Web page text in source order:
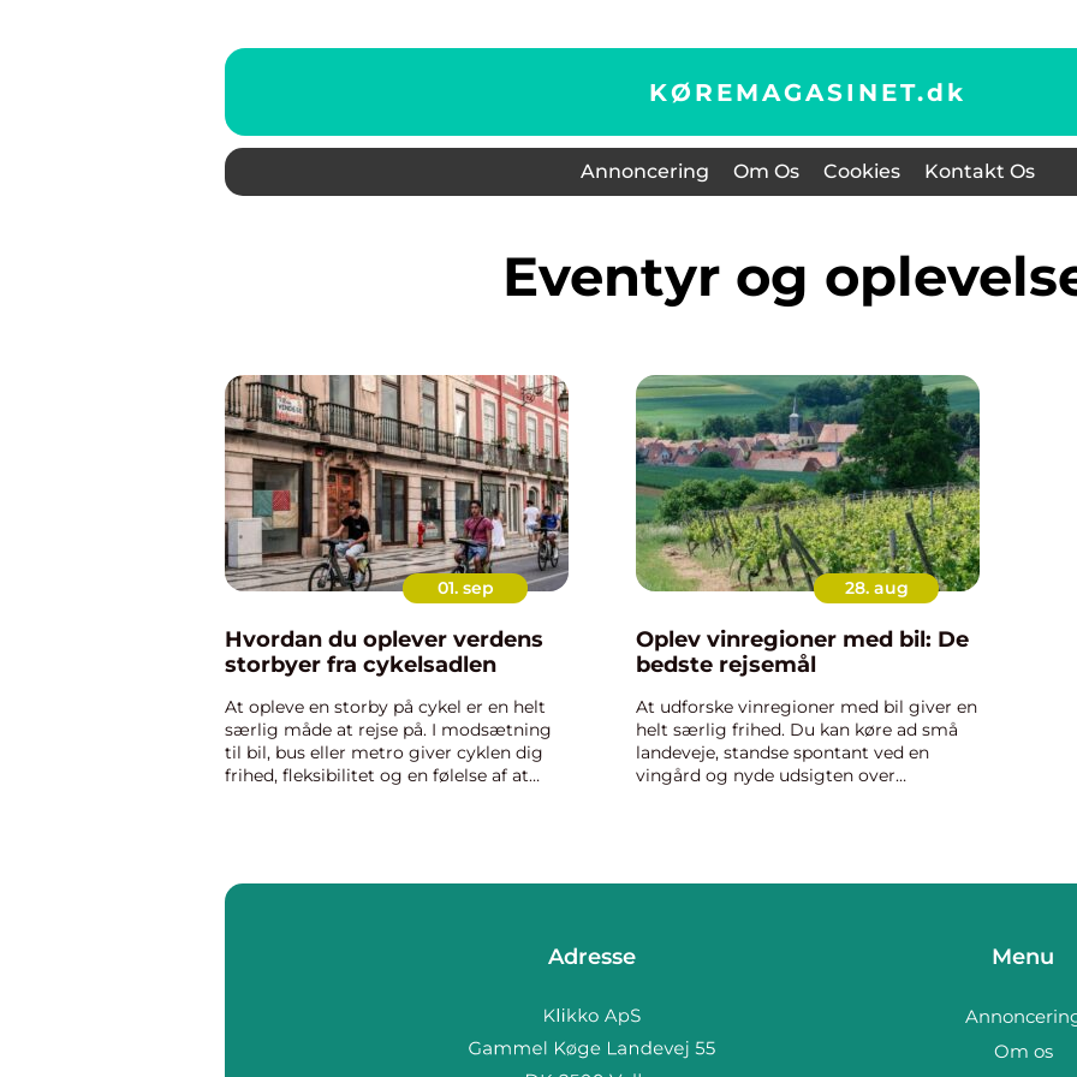
KØREMAGASINET.dk
Annoncering Om Os Cookies Kontakt Os
Eventyr og
01. sep
Hvordan du oplever verdens
storbyer fra cykelsadlen
At opleve en storby på cykel er en helt
særlig måde at rejse på. I modsætning
til bil, bus eller metro giver cyklen dig
frihed, fleksibilitet og en følelse af at
28. aug
Oplev vinregioner med bil: De
bedste rejsemål
At udforske vinregioner med bil giver en
helt særlig frihed. Du kan køre ad små
landeveje, standse spontant ved en
vingård og nyde udsigten over
Adresse Menu
Om os